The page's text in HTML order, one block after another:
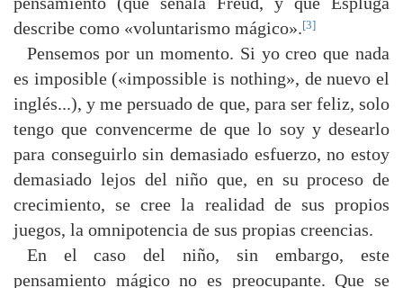
describe como «voluntarismo mágico».[3]
Pensemos por un momento. Si yo creo que nada
es imposible («impossible is nothing», de nuevo el
inglés...), y me persuado de que, para ser feliz, solo
tengo que convencerme de que lo soy y desearlo
para conseguirlo sin demasiado esfuerzo, no estoy
demasiado lejos del niño que, en su proceso de
crecimiento, se cree la realidad de sus propios
juegos, la omnipotencia de sus propias creencias.
En el caso del niño, sin embargo, este
pensamiento mágico no es preocupante. Que se